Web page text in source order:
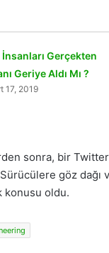
Gerçekten
Geriye Aldı Mı ?
17, 2019
sonra, bir Twitter
göz dağı
konusu oldu.